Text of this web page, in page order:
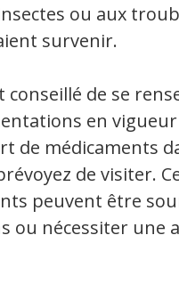
ou aux
survenir.
conseillé de se
en
de médicaments
de visiter.
peuvent être
ou nécessiter une